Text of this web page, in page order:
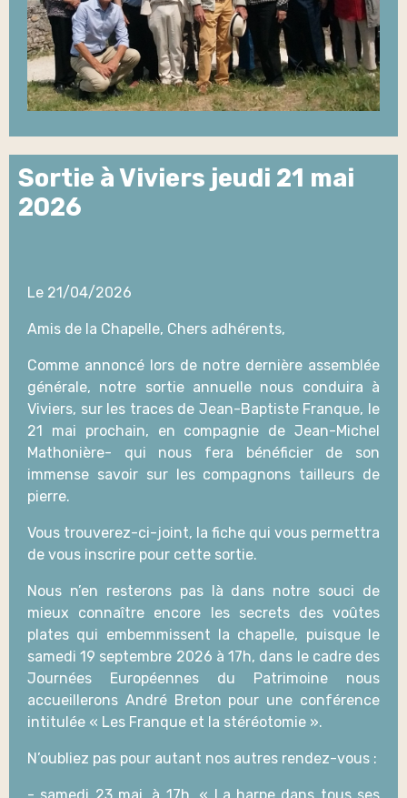
Sortie à Viviers jeudi 21 mai
2026
Le 21/04/2026
Amis de la Chapelle, Chers adhérents,
Comme annoncé lors de notre dernière assemblée
générale, notre sortie annuelle nous conduira à
Viviers, sur les traces de Jean-Baptiste Franque, le
21 mai prochain, en compagnie de Jean-Michel
Mathonière- qui nous fera bénéficier de son
immense savoir sur les compagnons tailleurs de
pierre.
Vous trouverez-ci-joint, la fiche qui vous permettra
de vous inscrire pour cette sortie.
Nous n’en resterons pas là dans notre souci de
mieux connaître encore les secrets des voûtes
plates qui embemmissent la chapelle, puisque le
samedi 19 septembre 2026 à 17h, dans le cadre des
Journées Européennes du Patrimoine nous
accueillerons André Breton pour une conférence
intitulée « Les Franque et la stéréotomie ».
N’oubliez pas pour autant nos autres rendez-vous :